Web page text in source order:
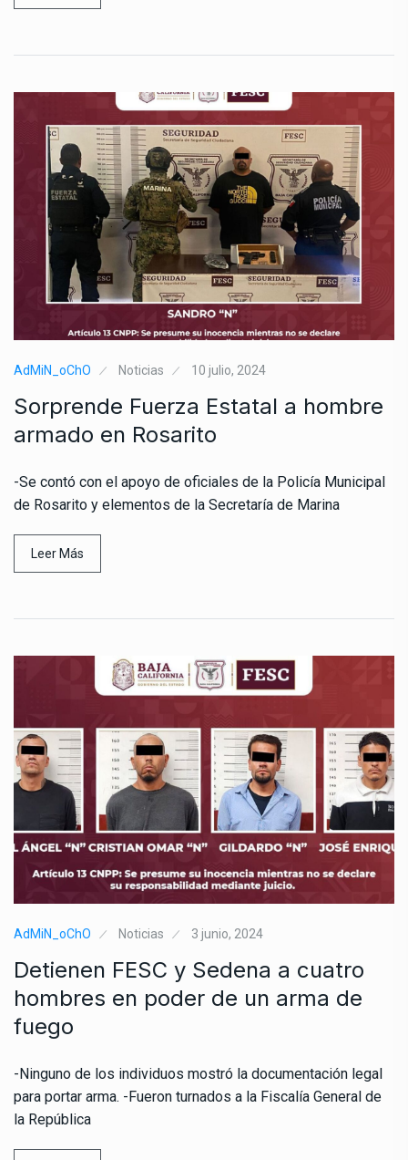
AdMiN_oChO Noticias 10 julio, 2024
Sorprende Fuerza Estatal a hombre
armado en Rosarito
-Se contó con el apoyo de oficiales de la Policía Municipal
de Rosarito y elementos de la Secretaría de Marina
Leer Más
AdMiN_oChO Noticias 3 junio, 2024
Detienen FESC y Sedena a cuatro
hombres en poder de un arma de
fuego
-Ninguno de los individuos mostró la documentación legal
para portar arma. -Fueron turnados a la Fiscalía General de
la República